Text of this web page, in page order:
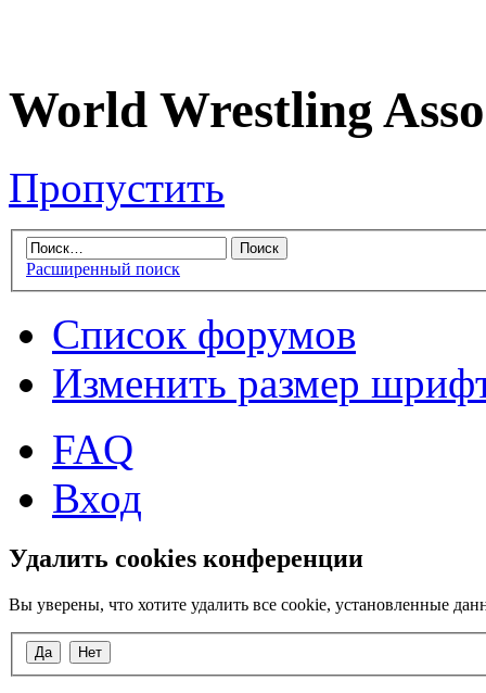
World Wrestling
Пропустить
Расширенный поиск
Список форумов
Изменить размер
FAQ
Вход
Удалить cookies конференции
Вы уверены, что хотите удалить все cookie, установленные